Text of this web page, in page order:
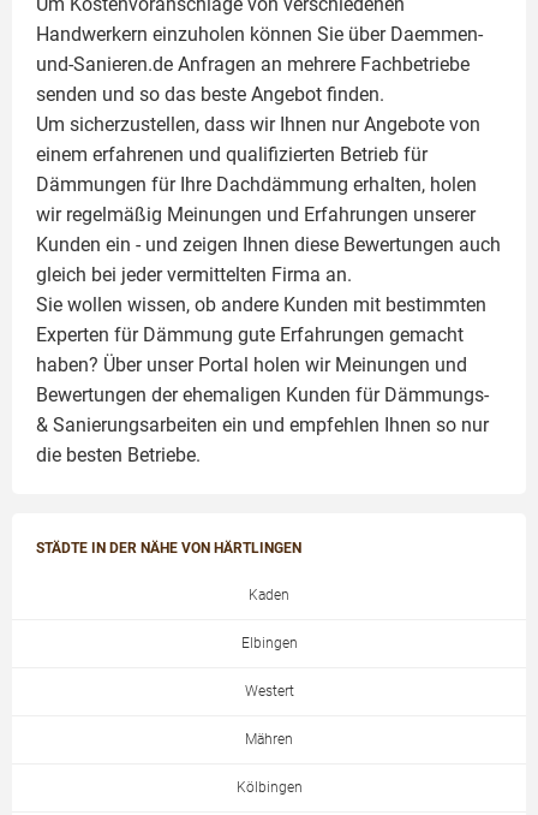
Handwerkern einzuholen können Sie über Daemmen-
und-Sanieren.de Anfragen an mehrere Fachbetriebe
senden und so das beste Angebot finden.
Um sicherzustellen, dass wir Ihnen nur Angebote von
einem erfahrenen und qualifizierten Betrieb für
Dämmungen für Ihre Dachdämmung erhalten, holen
wir regelmäßig Meinungen und Erfahrungen unserer
Kunden ein - und zeigen Ihnen diese Bewertungen auch
gleich bei jeder vermittelten Firma an.
Sie wollen wissen, ob andere Kunden mit bestimmten
Experten für Dämmung gute Erfahrungen gemacht
haben? Über unser Portal holen wir Meinungen und
Bewertungen der ehemaligen Kunden für Dämmungs-
& Sanierungsarbeiten ein und empfehlen Ihnen so nur
die besten Betriebe.
STÄDTE IN DER NÄHE VON HÄRTLINGEN
Kaden
Elbingen
Westert
Mähren
Kölbingen